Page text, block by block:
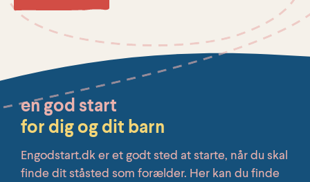
en god start
for dig og dit barn
Engodstart.dk er et godt sted at starte, når du skal
finde dit ståsted som forælder. Her kan du finde